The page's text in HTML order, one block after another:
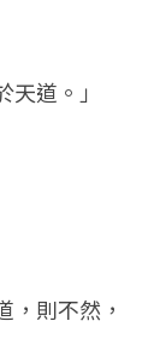
道。」
，則不然，